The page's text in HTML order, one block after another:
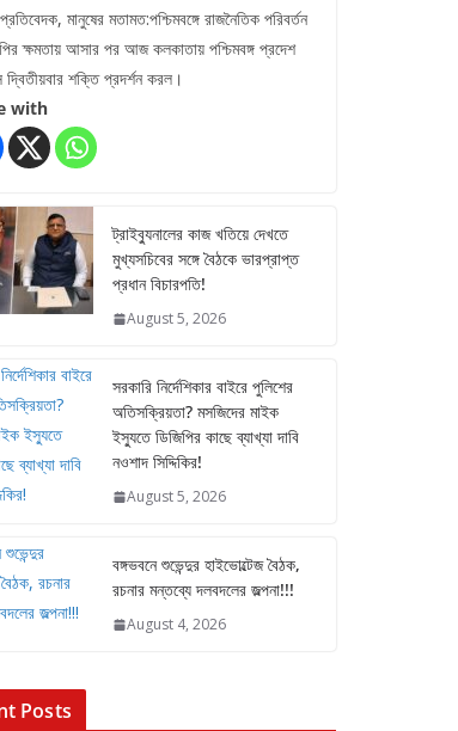
মানুষের মতামত:পশ্চিমবঙ্গে রাজনৈতিক পরিবর্তন
ক্ষমতায় আসার পর আজ কলকাতায় পশ্চিমবঙ্গ প্রদেশ
দ্বিতীয়বার শক্তি প্রদর্শন করল।
with
ট্রাইব্যুনালের কাজ খতিয়ে দেখতে
মুখ্যসচিবের সঙ্গে বৈঠকে ভারপ্রাপ্ত
প্রধান বিচারপতি!
August 5, 2026
সরকারি নির্দেশিকার বাইরে পুলিশের
অতিসক্রিয়তা? মসজিদের মাইক
ইস্যুতে ডিজিপির কাছে ব্যাখ্যা দাবি
নওশাদ সিদ্দিকির!
August 5, 2026
বঙ্গভবনে শুভেন্দুর হাইভোল্টেজ বৈঠক,
রচনার মন্তব্যে দলবদলের জল্পনা!!!
August 4, 2026
Posts